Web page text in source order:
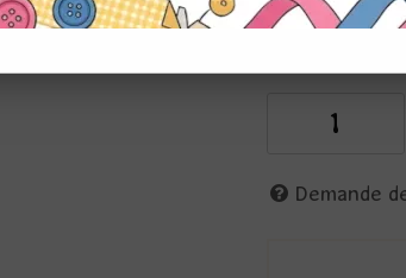
3701003738705
Demande